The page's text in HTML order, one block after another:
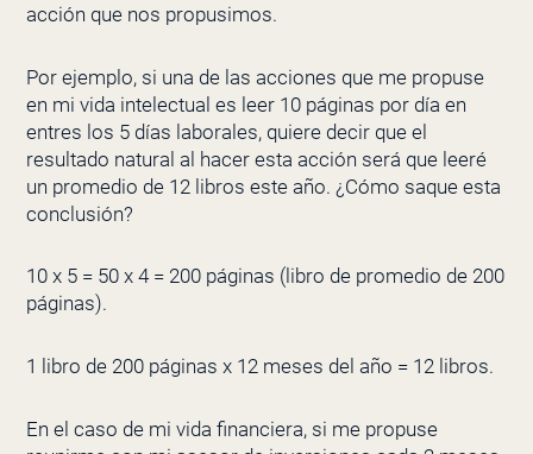
acción que nos propusimos.
Por ejemplo, si una de las acciones que me propuse
en mi vida intelectual es leer 10 páginas por día en
entres los 5 días laborales, quiere decir que el
resultado natural al hacer esta acción será que leeré
un promedio de 12 libros este año. ¿Cómo saque esta
conclusión?
10 x 5 = 50 x 4 = 200 páginas (libro de promedio de 200
páginas).
1 libro de 200 páginas x 12 meses del año = 12 libros.
En el caso de mi vida financiera, si me propuse